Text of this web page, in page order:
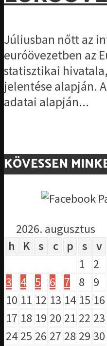
Júliusban nőtt az
euróövezetben az
statisztikai
jelentése alapján.
adatai alapján...
KÖVESSEN
2026. augusztus
h
K s c p s
v
1
2
3
4 5 6 7 8
9
10 11 12 13 14 15 16
17 18 19 20 21 22 23
24 25 26 27 28 29 30